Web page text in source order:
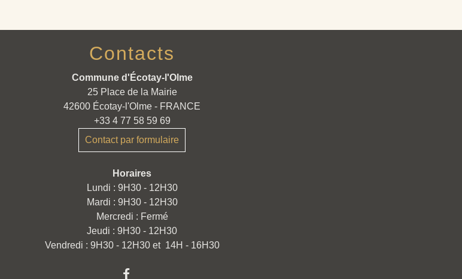
Contacts
Commune d'Écotay-l'Olme
25 Place de la Mairie
42600 Écotay-l'Olme - FRANCE
+33 4 77 58 59 69
Contact par formulaire
Horaires
Lundi : 9H30 - 12H30
Mardi : 9H30 - 12H30
Mercredi : Fermé
Jeudi : 9H30 - 12H30
Vendredi : 9H30 - 12H30 et 14H - 16H30